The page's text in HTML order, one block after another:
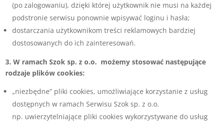
(po zalogowaniu), dzięki której użytkownik nie musi na każdej
podstronie serwisu ponownie wpisywać loginu i hasła;
dostarczania użytkownikom treści reklamowych bardziej
dostosowanych do ich zainteresowań.
3. W ramach Szok sp. z o.o. możemy stosować następujące
rodzaje plików cookies:
„niezbędne” pliki cookies, umożliwiające korzystanie z usług
dostępnych w ramach Serwisu Szok sp. z o.o.
np. uwierzytelniające pliki cookies wykorzystywane do usług